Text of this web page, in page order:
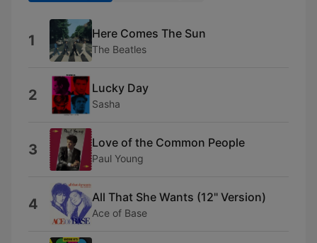
1 Here Comes The Sun
The Beatles
2 Lucky Day
Sasha
3 Love of the Common People
Paul Young
4 All That She Wants (12" Version)
Ace of Base